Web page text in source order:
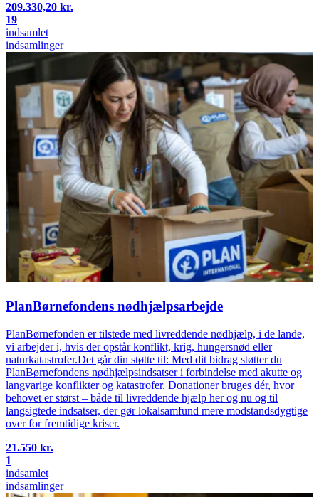
209.330,20 kr.
19
indsamlet
indsamlinger
PlanBørnefondens nødhjælpsarbejde
PlanBørnefonden er tilstede med livreddende nødhjælp, i de lande,
vi arbejder i, hvis der opstår konflikt, krig, hungersnød eller
naturkatastrofer.Det går din støtte til: Med dit bidrag støtter du
PlanBørnefondens nødhjælpsindsatser i forbindelse med akutte og
langvarige konflikter og katastrofer. Donationer bruges dér, hvor
behovet er størst – både til livreddende hjælp her og nu og til
langsigtede indsatser, der gør lokalsamfund mere modstandsdygtige
over for fremtidige kriser.
21.550 kr.
1
indsamlet
indsamlinger